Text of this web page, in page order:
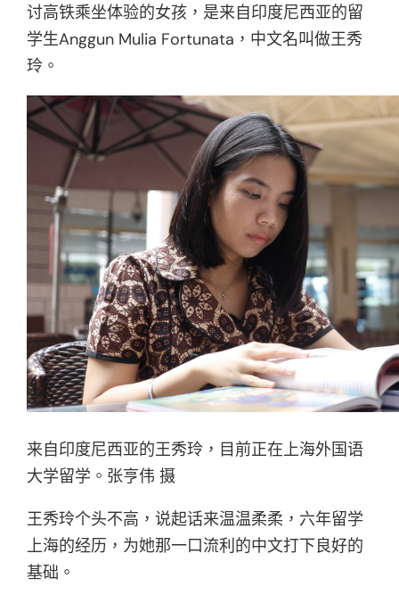
讨高铁乘坐体验的女孩，是来自印度尼西亚的留
学生Anggun Mulia Fortunata，中文名叫做王秀
玲。
来自印度尼西亚的王秀玲，目前正在上海外国语
大学留学。张亨伟 摄
王秀玲个头不高，说起话来温温柔柔，六年留学
上海的经历，为她那一口流利的中文打下良好的
基础。